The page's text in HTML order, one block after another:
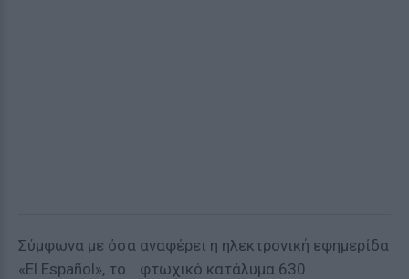
Σύμφωνα με όσα αναφέρει η ηλεκτρονική εφημερίδα
«El Español», το… φτωχικό κατάλυμα 630